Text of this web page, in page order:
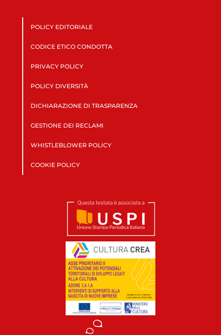
POLICY EDITORIALE
CODICE ETICO CONDOTTA
PRIVACY POLICY
POLICY DIVERSITÀ
DICHIARAZIONE DI TRASPARENZA
GESTIONE DEI RECLAMI
WHISTLEBLOWER POLICY
COOKIE POLICY